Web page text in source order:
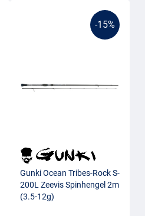
-15%
Gunki Ocean Tribes-Rock S-
200L Zeevis Spinhengel 2m
(3.5-12g)